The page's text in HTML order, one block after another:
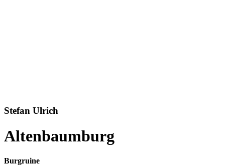
Stefan Ulrich
Altenbaumburg
Burgruine